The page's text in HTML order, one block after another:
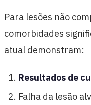
Para lesões não
comorbidades
atual demonstram:
Resultados de
Falha da lesão